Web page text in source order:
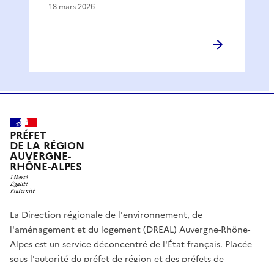
18 mars 2026
PRÉFET
DE LA RÉGION
AUVERGNE-
RHÔNE-ALPES
La Direction régionale de l'environnement, de
l'aménagement et du logement (DREAL) Auvergne-Rhône-
Alpes est un service déconcentré de l'État français. Placée